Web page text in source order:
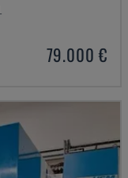
79.000 €